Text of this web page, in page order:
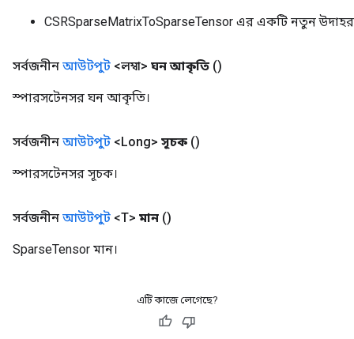
CSRSparseMatrixToSparseTensor এর একটি নতুন
সর্বজনীন আউটপুট <লম্বা> ঘন আকৃতি ()
স্পারসটেনসর ঘন আকৃতি।
সর্বজনীন আউটপুট <Long> সূচক ()
স্পারসটেনসর সূচক।
সর্বজনীন আউটপুট <T> মান ()
SparseTensor মান।
এটি কাজে লেগেছে?